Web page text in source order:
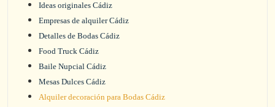
Ideas originales Cádiz
Empresas de alquiler Cádiz
Detalles de Bodas Cádiz
Food Truck Cádiz
Baile Nupcial Cádiz
Mesas Dulces Cádiz
Alquiler decoración para Bodas Cádiz